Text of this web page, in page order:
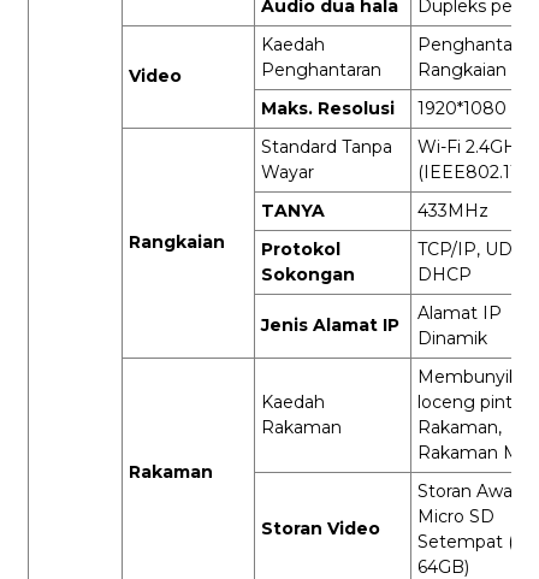
Audio dua hala Dupleks
Video
Kaedah
Penghantaran
Penghantaran
Rangkaian
Maks. Resolusi
1920*1080
Rangkaian
Standard Tanpa
Wayar
Wi-Fi 2.4GHz
(IEEE802.11b/
TANYA
433MHz
Protokol
Sokongan
TCP/IP, UDP/
DHCP
Jenis Alamat IP
Alamat IP
Dinamik
Rakaman
Kaedah
Rakaman
Membunyikan
loceng pintu
Rakaman,
Rakaman
Storan Video
Storan Awan,
Micro SD
Setempat
64GB)